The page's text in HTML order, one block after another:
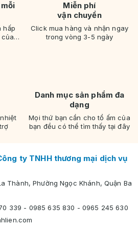
hấp
Miễn phí
vận chuyển
Click mua hàng và nhận ngay
trong vòng 3-5 ngày
Danh mục sản phẩm đa
dạng
Mọi thứ bạn cần cho tổ ấm của
bạn đều có thể tìm thấy tại đây
ty TNHH thương mại dịch vụ
Thành, Phường Ngọc Khánh, Quận Ba
339 - 0985 635 830 - 0965 245 630